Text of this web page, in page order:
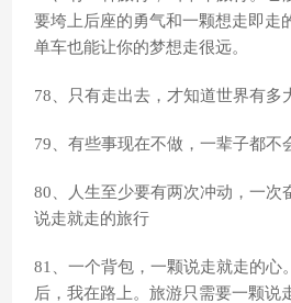
要垮上后座的勇气和一颗想走即走
单车也能让你的梦想走很远。
78、只有走出去，才知道世界有多
79、有些事现在不做，一辈子都不
80、人生至少要有两次冲动，一次
说走就走的旅行
81、一个背包，一颗说走就走的心
后，我在路上。旅游只需要一颗说